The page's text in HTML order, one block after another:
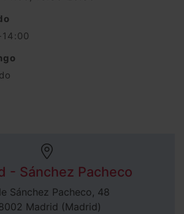
- Sánchez Pacheco
Sánchez Pacheco, 48
Madrid (Madrid)